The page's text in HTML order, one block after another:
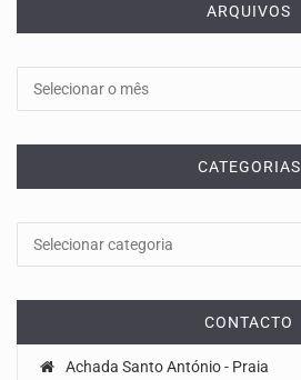
ARQUIVOS
CATEGORIAS
CONTACTO
Achada Santo António - Praia